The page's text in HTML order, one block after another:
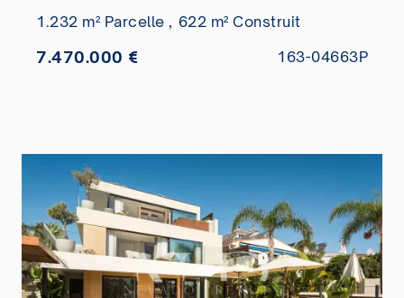
1.232 m² Parcelle , 622 m² Construit
7.470.000 € 163-04663P